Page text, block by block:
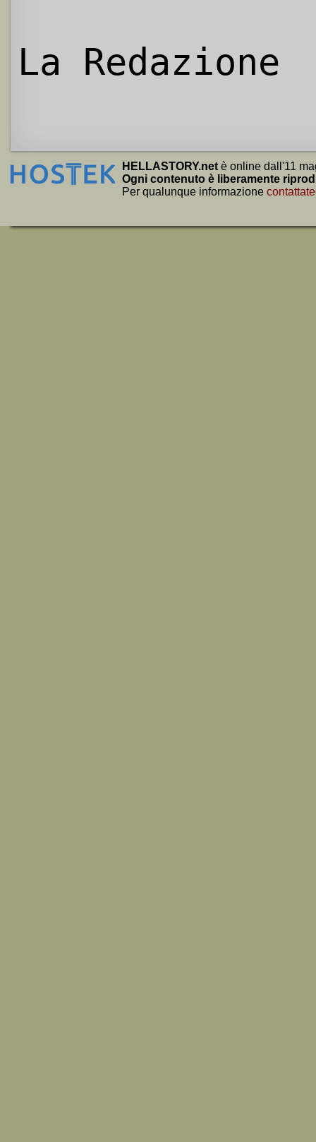
La Redazione
HELLASTORY.net è online dall'11
Ogni contenuto è liberamente
Per qualunque informazione